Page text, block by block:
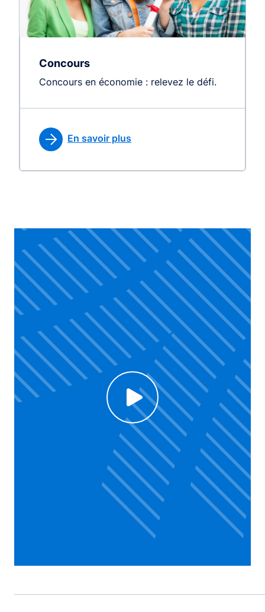
Concours
Concours en économie : relevez le défi.
En savoir plus
Voir la vidéo
Click to enable Youtube cookies and see content